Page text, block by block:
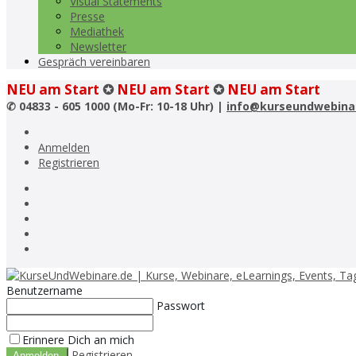
Presse
Mediathek
Newsletter
Gespräch vereinbaren
NEU am Start ✪ NEU am Start ✪ NEU am Start
✆ 04833 - 605 1000 (Mo-Fr: 10-18 Uhr) |
Anmelden
Registrieren
Benutzername
Passwort
Erinnere Dich an mich